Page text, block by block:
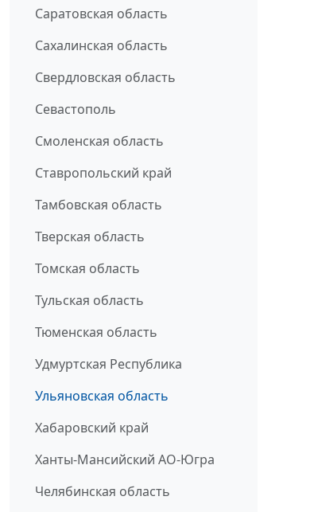
Саратовская область
Сахалинская область
Свердловская область
Севастополь
Смоленская область
Ставропольский край
Тамбовская область
Тверская область
Томская область
Тульская область
Тюменская область
Удмуртская Республика
Ульяновская область
Хабаровский край
Ханты-Мансийский АО-Югра
Челябинская область